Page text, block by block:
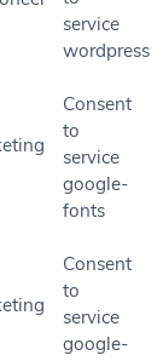
service
wordpress
Consent
to
service
google-
fonts
Consent
to
service
google-